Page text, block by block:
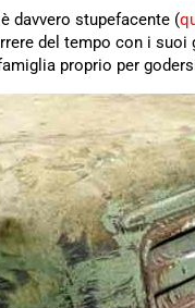
davvero stupefacente (
del tempo con i
proprio per